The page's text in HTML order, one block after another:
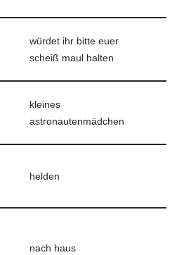
würdet ihr bitte euer
scheiß maul halten
kleines
astronautenmädchen
helden
nach haus